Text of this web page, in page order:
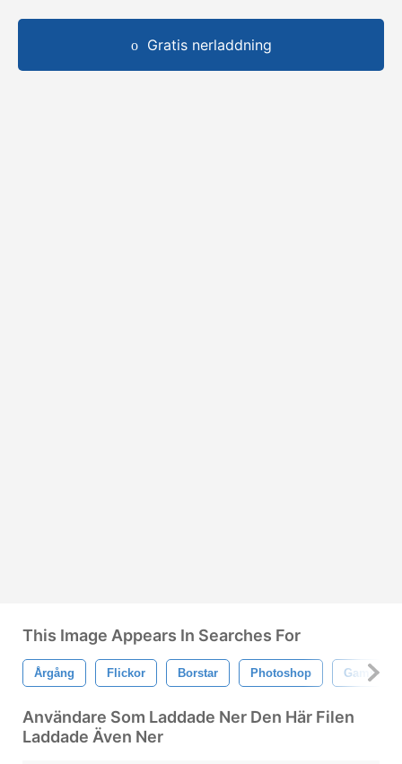
Gratis nerladdning
This Image Appears In Searches For
Årgång Flickor Borstar Photoshop Gammal
Användare Som Laddade Ner Den Här Filen
Laddade Även Ner